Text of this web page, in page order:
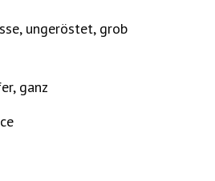
ungeröstet, grob
ganz